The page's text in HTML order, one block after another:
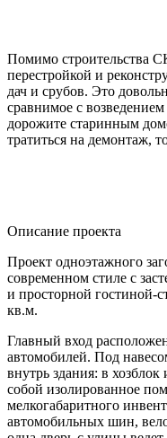
Помимо строительства
перестройкой и
дач и срубов. Это
сравнимое с
дорожите старинным
тратиться на демонтаж,
Описание проекта
Проект одноэтажного
современном стиле с
и просторной
кв.м.
Главный вход
автомобилей. Под
внутрь здания: в
собой изолированное
мелкогабаритного
автомобильных шин,